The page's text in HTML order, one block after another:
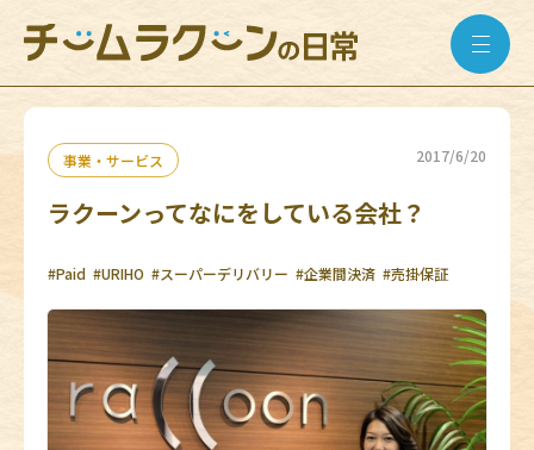
事業・サービス 2017/6/20
ラクーンってなにをしている会社？
#Paid #URIHO #スーパーデリバリー #企業間決済 #売掛保証